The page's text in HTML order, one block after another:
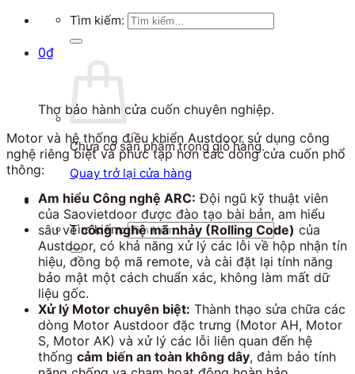
Tìm kiếm:
0₫
Chưa có sản phẩm trong giỏ hàng.
Quay trở lại cửa hàng
Tìm kiếm:
Thợ bảo hành cửa cuốn chuyên nghiệp.
Motor và hệ thống điều khiển Austdoor sử dụng công
nghệ riêng biệt và phức tạp hơn các dòng cửa cuốn phổ
thông:
Am hiểu Công nghệ ARC: Đội ngũ kỹ thuật viên
của Saovietdoor được đào tạo bài bản, am hiểu
sâu vềcông nghệ mã nhảy (Rolling Code) của
Austdoor, có khả năng xử lý các lỗi về hộp nhận tín
hiệu, đồng bộ mã remote, và cài đặt lại tính năng
bảo mật một cách chuẩn xác, không làm mất dữ
liệu gốc.
Xử lý Motor chuyên biệt: Thành thạo sửa chữa các
dòng Motor Austdoor đặc trưng (Motor AH, Motor
S, Motor AK) và xử lý các lỗi liên quan đến hệ
thống cảm biến an toàn không dây, đảm bảo tính